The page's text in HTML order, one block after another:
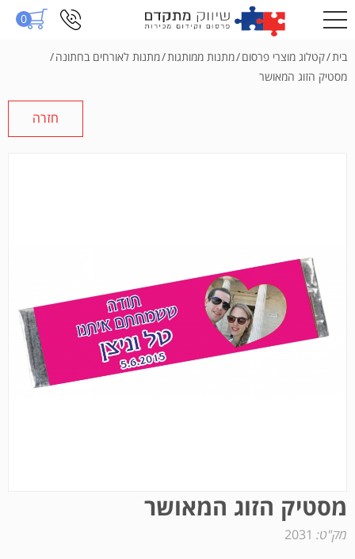
0
בית/קטלוג מוצרי פרסום/מתנות ממותגות/מתנות לאורחים בחתונה/
מסטיק הזוג המאושר
חזרה
מסטיק הזוג המאושר
מק"ט: 2031